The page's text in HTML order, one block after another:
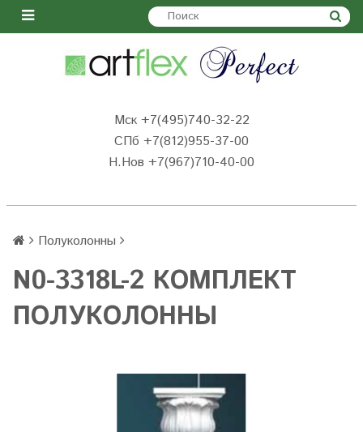
Мск +7(495)740-32-22
СПб +7(812)955-37-00
Н.Нов +7(967)710-40-00
Полуколонны
N0-3318L-2 КОМПЛЕКТ
ПОЛУКОЛОННЫ